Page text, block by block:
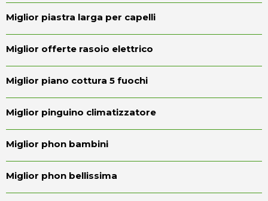
Miglior piastra larga per capelli
Miglior offerte rasoio elettrico
Miglior piano cottura 5 fuochi
Miglior pinguino climatizzatore
Miglior phon bambini
Miglior phon bellissima